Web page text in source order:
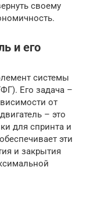
своему
и его
системы
Его задача –
от
– это
для спринта и
эти
и закрытия